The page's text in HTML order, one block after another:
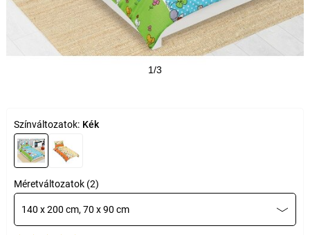
1/3
Színváltozatok: Kék
Méretváltozatok (2)
140 x 200 cm, 70 x 90 cm